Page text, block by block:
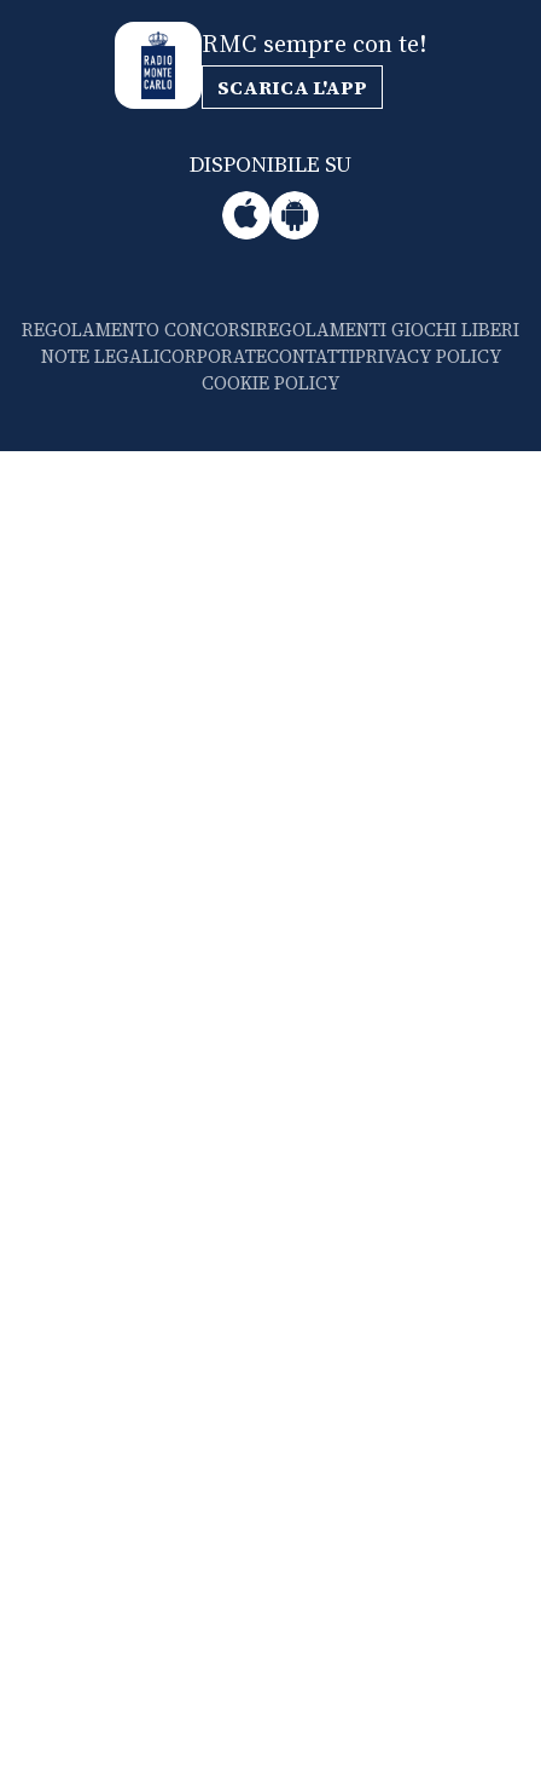
RMC sempre con te!
SCARICA L'APP
DISPONIBILE SU
REGOLAMENTO CONCORSIREGOLAMENTI GIOCHI LIBERI
NOTE LEGALICORPORATECONTATTIPRIVACY POLICY
COOKIE POLICY